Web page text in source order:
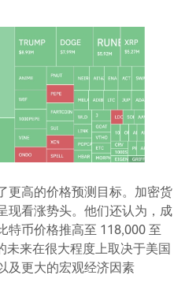
更高的价格预测目标。加密货
现看涨势头。他们还认为，成
特币价格推高至 118,000 至
未来在很大程度上取决于美国
及更大的宏观经济因素